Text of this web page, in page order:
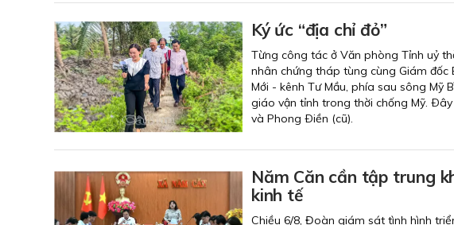
Ký ức “địa chỉ đỏ”
Từng công tác ở Văn phòng Tỉnh uỷ
nhân chứng tháp tùng cùng Giám đốc
Mới - kênh Tư Mầu, phía sau sông Mỹ
giáo vận tỉnh trong thời chống Mỹ.
và Phong Ðiền (cũ).
Năm Căn cần tập trung
kinh tế
Chiều 6/8, Đoàn giám sát tình hình